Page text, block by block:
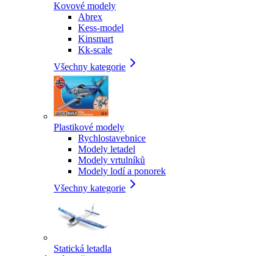
Kovové modely
Abrex
Kess-model
Kinsmart
Kk-scale
Všechny kategorie
Plastikové modely
Rychlostavebnice
Modely letadel
Modely vrtulníků
Modely lodí a ponorek
Všechny kategorie
Statická letadla